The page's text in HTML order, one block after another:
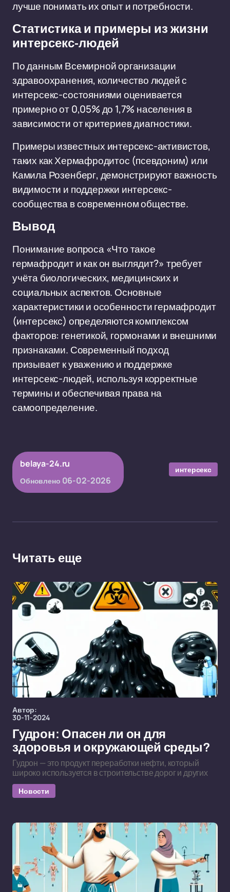
лучше понимать их опыт и потребности.
Статистика и примеры из жизни
интерсекс-людей
По данным Всемирной организации
здравоохранения, количество людей с
интерсекс-состояниями оценивается
примерно от 0,05% до 1,7% населения в
зависимости от критериев диагностики.
Примеры известных интерсекс-активистов,
таких как Хермафродитос (псевдоним) или
Камила Розенберг, демонстрируют важность
видимости и поддержки интерсекс-
сообщества в современном обществе.
Вывод
Понимание вопроса «Что такое
гермафродит и как он выглядит?» требует
учёта биологических, медицинских и
социальных аспектов. Основные
характеристики и особенности гермафродит
(интерсекс) определяются комплексом
факторов: генетикой, гормонами и внешними
признаками. Современный подход
призывает к уважению и поддержке
интерсекс-людей, используя корректные
термины и обеспечивая права на
самоопределение.
belaya-24.ru
Обновлено 06-02-2026
интерсекс
Читать еще
Автор:
30-11-2024
Гудрон: Опасен ли он для
здоровья и окружающей среды?
Гудрон — это продукт переработки нефти, который
широко используется в строительстве дорог и других
Новости